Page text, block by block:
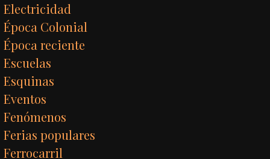
Electricidad
Época Colonial
Época reciente
Escuelas
Esquinas
Eventos
Fenómenos
Ferias populares
Ferrocarril